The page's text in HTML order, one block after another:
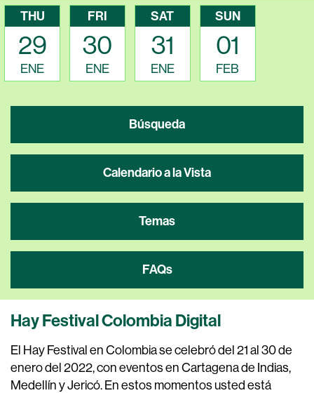
THU
29
ENE
FRI
30
ENE
SAT
31
ENE
SUN
01
FEB
Búsqueda
Calendario a la Vista
Temas
FAQs
Hay Festival Colombia Digital
El Hay Festival en Colombia se celebró del 21 al 30 de
enero del 2022, con eventos en Cartagena de Indias,
Medellín y Jericó. En estos momentos usted está